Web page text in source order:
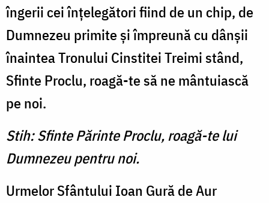
îngerii cei înţelegători fiind de un chip, de
Dumnezeu primite şi împreună cu dânşii
înaintea Tronului Cinstitei Treimi stând,
Sfinte Proclu, roagă-te să ne mântuiască
pe noi.
Stih: Sfinte Părinte Proclu, roagă-te lui
Dumnezeu pentru noi.
Urmelor Sfântului Ioan Gură de Aur